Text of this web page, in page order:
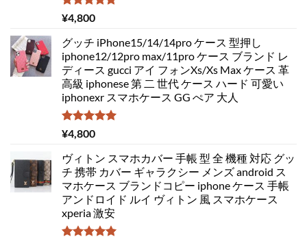
5段階中
5.00
¥4,800
グッチ iPhone15/14/14pro ケース 型押し
iphone12/12pro max/11pro ケース ブランド レ
ディース gucci アイ フォンXs/Xs Max ケース 革
高級 iphonese 第 二 世代 ケース ハード 可愛い
iphonexr スマホケース GG ぺア 大人
5段階中
5.00
¥4,800
ヴィトン スマホカバー 手帳 型 全 機種 対応 グッ
チ 携帯 カバー ギャラクシー メンズ android ス
マホケース ブランドコピー iphone ケース 手帳
アンドロイド ルイ ヴィトン 風 スマホケース
xperia 激安